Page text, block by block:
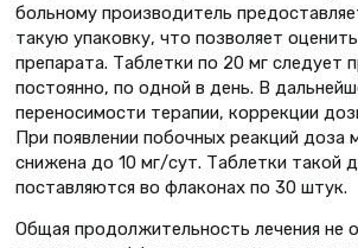
больному производитель
такую упаковку, что позволяет
препарата. Таблетки по 20 мг следует
постоянно, по одной в день. В
переносимости терапии, коррекции
При появлении побочных реакций доза
снижена до 10 мг/сут. Таблетки такой
поставляются во флаконах по 30 штук.
Общая продолжительность лечения не